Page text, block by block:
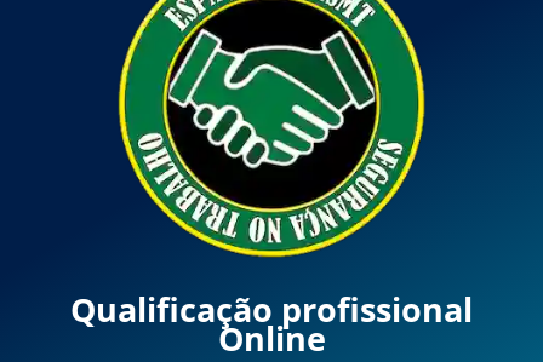
Qualificação profissional
Online